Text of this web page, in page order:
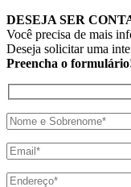
DESEJA SER
Você precisa de mais
Deseja solicitar uma
Preencha o